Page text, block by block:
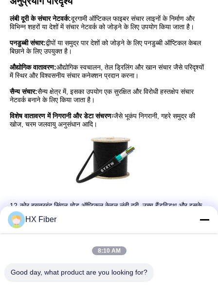
लंबी दूरी के संचार नेटवर्क:दूरगामी ऑप्टिकल फाइबर संचार लाइनों के निर्माण और
विभिन्न शहरों या देशों में संचार नेटवर्क को जोड़ने के लिए उपयोग किया जाता है।
पनडुब्बी संचार:द्वीपों या समुद्र पार देशों को जोड़ने के लिए पनडुब्बी ऑप्टिकल केबल
बिछाने के लिए उपयुक्त है।
औद्योगिक वातावरण:औद्योगिक स्वचालन, तेल ड्रिलिंग और खान संचार जैसे परिदृश्यों
में स्थिर और विश्वसनीय संचार कनेक्शन प्रदान करना।
सैन्य संचार:सैन्य क्षेत्र में, इसका उपयोग एक सुरक्षित और विरोधी हस्तक्षेप संचार
नेटवर्क बनाने के लिए किया जाता है।
विशेष वातावरण में निगरानी और डेटा संचरणःजैसे भूकंप निगरानी, गहरे समुद्र की
खोज, चरम जलवायु अनुसंधान आदि।
12-कोर बख्तरबंद सिंगल-मोड ऑप्टिकल केबल लंबी दूरी, उच्च बैंडविड्थ,और इसके
उत्कृष्ट प्रदर्शन और विश्वसनीयता के कारण उच्च स्थिरता वाले ऑप्टिकल फाइबर
संचार नेटवर्क. (स्रोत: डोंगगुआन एचएक्स फाइबर टेक्नोलॉजी कं, लिमिटेड)
त्वरित संपर्क करें
HX Fiber
8:10 AM
Good day, what product are you looking for?